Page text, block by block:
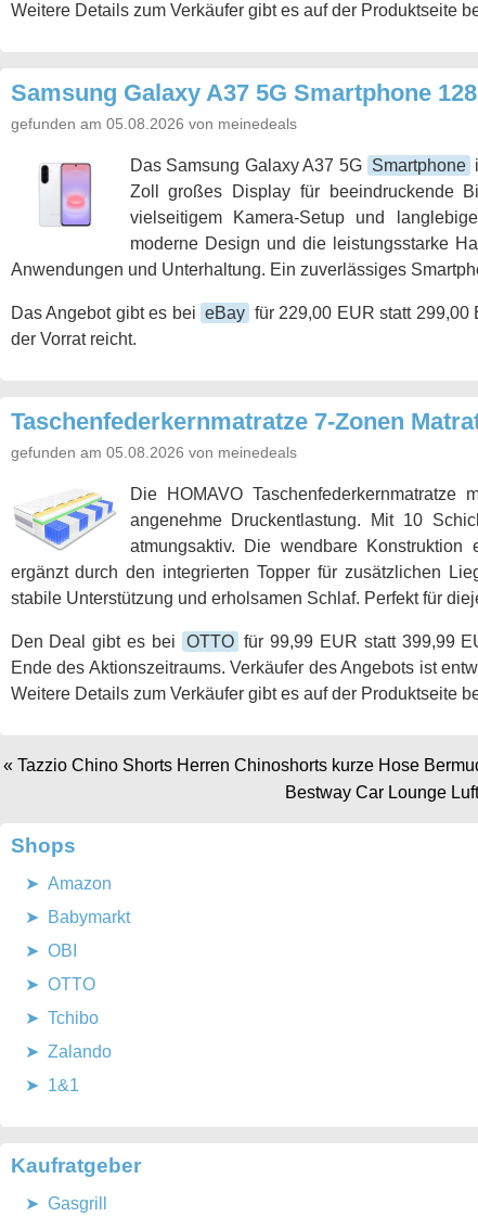
Weitere Details zum Verkäufer gibt es auf der Produktseite
Samsung Galaxy A37 5G Smartphone
gefunden am 05.08.2026 von meinedeals
Das Samsung Galaxy A37 5G Smartphone
Zoll großes Display für beeindruckende
vielseitigem Kamera-Setup und
moderne Design und die leistungsstarke
Anwendungen und Unterhaltung. Ein zuverlässiges
Das Angebot gibt es bei eBay für 229,00 EUR statt
der Vorrat reicht.
Taschenfederkernmatratze 7-Zonen
gefunden am 05.08.2026 von meinedeals
Die HOMAVO
angenehme Druckentlastung. Mit 10
atmungsaktiv. Die wendbare
ergänzt durch den integrierten Topper für zusätzlichen
stabile Unterstützung und erholsamen Schlaf. Perfekt für
Den Deal gibt es bei OTTO für 99,99 EUR statt 399,99
Ende des Aktionszeitraums. Verkäufer des Angebots ist
Weitere Details zum Verkäufer gibt es auf der Produktseite
« Tazzio Chino Shorts Herren Chinoshorts kurze Hose
Bestway Car Lounge
Shops
Amazon
Babymarkt
OBI
OTTO
Tchibo
Zalando
1&1
Kaufratgeber
Gasgrill